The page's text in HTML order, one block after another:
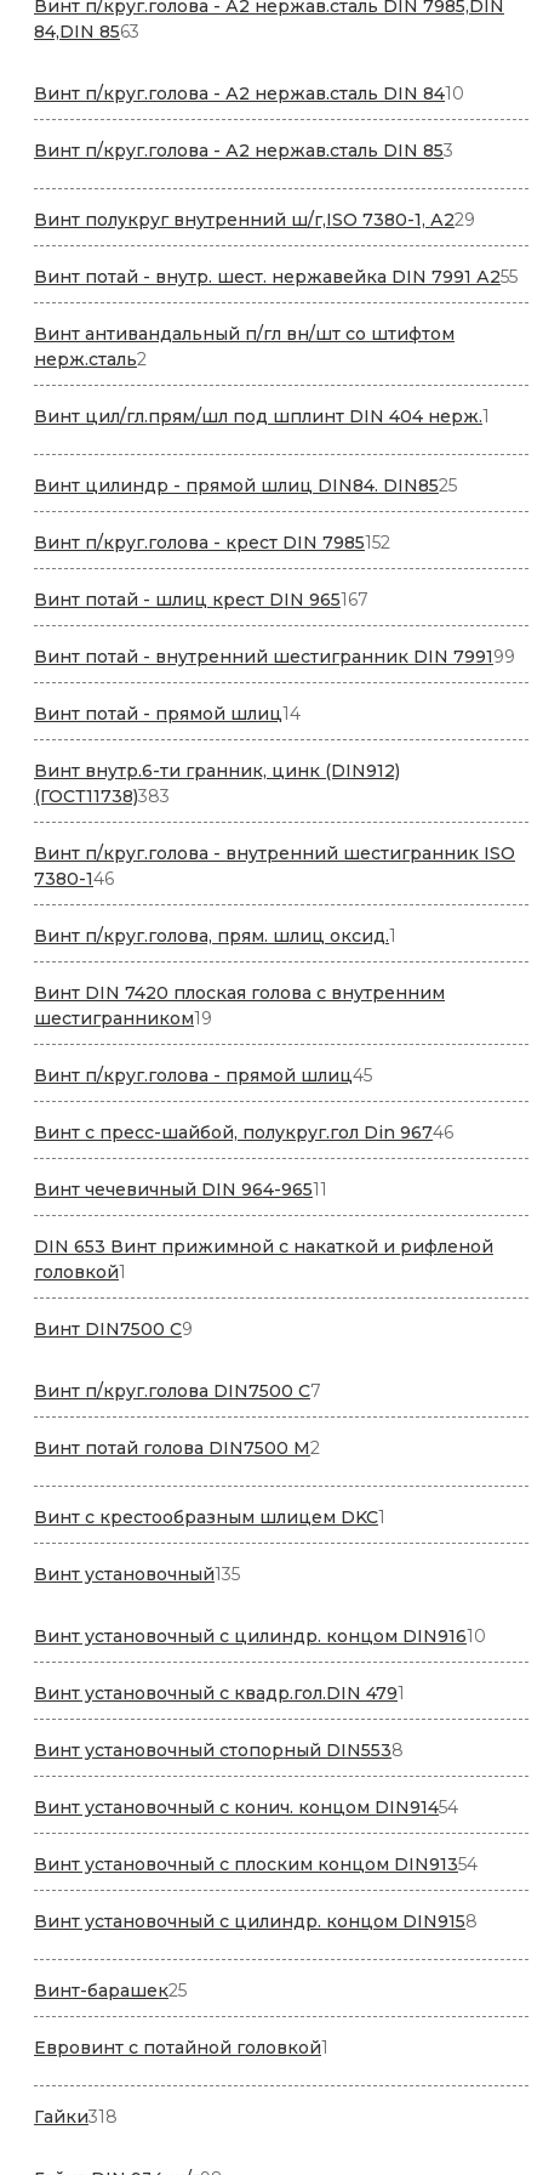
Винт п/круг.голова - А2 нержав.сталь DIN 7985,DIN
84,DIN 8563
Винт п/круг.голова - А2 нержав.сталь DIN 8410
товаров
Винт п/круг.голова - А2 нержав.сталь DIN 853
Винт полукруг внутренний ш/г,ISO 7380-1, А229
товаров
Винт потай - внутр. шест. нержавейка DIN 7991 А25555
Винт антивандальный п/гл вн/шт со штифтом
нерж.сталь2
товара
Винт цил/гл.прям/шл под шплинт DIN 404 нерж.1
Винт цилиндр - прямой шлиц DIN84. DIN852525
товаров
Винт п/круг.голова - крест DIN 7985152
товара
Винт потай - шлиц крест DIN 965167
товаров
Винт потай - внутренний шестигранник DIN 799199
Винт потай - прямой шлиц1414
товаров
Винт внутр.6-ти гранник, цинк (DIN912)
(ГОСТ11738)383
товара
Винт п/круг.голова - внутренний шестигранник ISO
7380-14646
товаров
Винт п/круг.голова, прям. шлиц оксид.1
товар
Винт DIN 7420 плоская голова с внутренним
шестигранником19
товаров
Винт п/круг.голова - прямой шлиц4545
товаров
Винт с пресс-шайбой, полукруг.гол Din 9674646
товаров
Винт чечевичный DIN 964-96511
товаров
DIN 653 Винт прижимной с накаткой и рифленой
головкой1
товар
Винт DIN7500 С9
Винт п/круг.голова DIN7500 С7
товаров
Винт потай голова DIN7500 М2
Винт с крестообразным шлицем DKC1
товар
Винт установочный135135
Винт установочный с цилиндр. концом DIN91610
Винт установочный с квадр.гол.DIN 4791
товар
Винт установочный стопорный DIN5538
товаров
Винт установочный с конич. концом DIN9145454
товара
Винт установочный с плоским концом DIN9135454
товара
Винт установочный с цилиндр. концом DIN9158
Винт-барашек2525
товаров
Евровинт с потайной головкой1
Гайки318